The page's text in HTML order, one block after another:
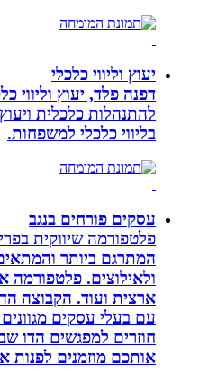
יעוץ וליווי כלכלי
דפנה פלד, יעוץ וליווי
בליווי כלכלי למשפחות.
עסקים פורחים בנגב
פלטפורמה שיווקית בפריסה
המתרגם ביותר והמתאים
ולאילוצים. פלטפורמה
ארצית ועוד. הקבוצה
עם בעלי עסקים מגוונים
חוזרים למפגשים הדו
אותכם מוזמנים לפנות אליי